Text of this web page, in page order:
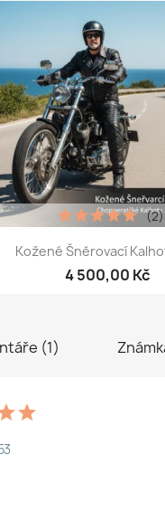
Kožené Šněrovací
4 500,00 Kč
(2)
(1)